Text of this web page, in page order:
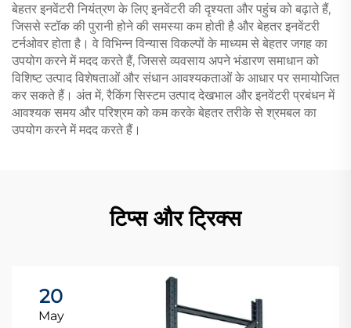
बेहतर इनवेंटरी नियंत्रण के लिए इनवेंटरी की दृश्यता और पहुंच को बढ़ाते हैं,
जिससे स्टॉक की पुरानी होने की समस्या कम होती है और बेहतर इनवेंटरी
टर्नओवर होता है। वे विभिन्न विन्यास विकल्पों के माध्यम से बेहतर जगह का
उपयोग करने में मदद करते हैं, जिससे व्यवसाय अपने भंडारण समाधान को
विशिष्ट उत्पाद विशेषताओं और संधान आवश्यकताओं के आधार पर समायोजित
कर सकते हैं। अंत में, रैकिंग सिस्टम उत्पाद देखभाल और इनवेंटरी प्रबंधन में
आवश्यक समय और परिश्रम को कम करके बेहतर तरीके से श्रमबल का
उपयोग करने में मदद करते हैं।
टिप्स और ट्रिक्स
20
May